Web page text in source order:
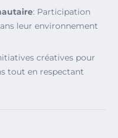
: Participation
leur environnement
créatives pour
tout en respectant